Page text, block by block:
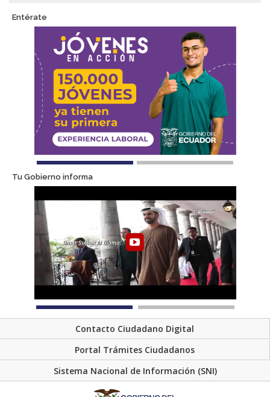
Entérate
Tu Gobierno informa
Contacto Ciudadano Digital
Portal Trámites Ciudadanos
Sistema Nacional de Información (SNI)